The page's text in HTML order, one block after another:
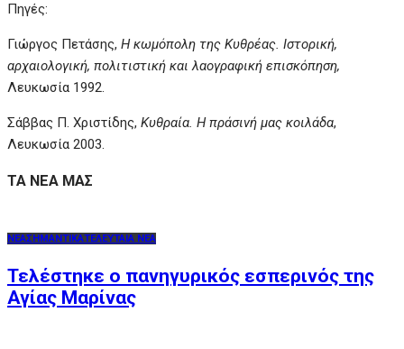
Πηγές:
Γιώργος Πετάσης, Η κωμόπολη της Κυθρέας. Ιστορική,
αρχαιολογική, πολιτιστική και λαογραφική επισκόπηση,
Λευκωσία 1992.
Σάββας Π. Χριστίδης, Κυθραία. Η πράσινή μας κοιλάδα,
Λευκωσία 2003.
ΤΑ ΝΕΑ ΜΑΣ
ΝΕΑΣΗΜΑΝΤΙΚΑΤΕΛΕΥΤΑΙΑ ΝΕΑ
Τελέστηκε ο πανηγυρικός εσπερινός της
Αγίας Μαρίνας